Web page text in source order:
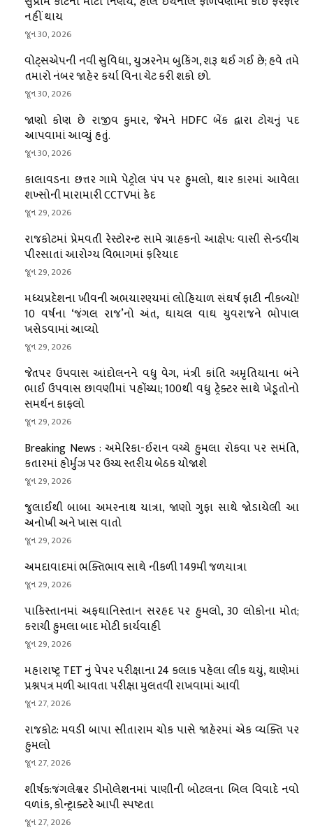
નહીં થાય
જૂન 30, 2026
વોટ્સએપની નવી સુવિધા, યુઝરનેમ બુકિંગ, શરૂ થઈ ગઈ છે; હવે તમે
તમારો નંબર જાહેર કર્યા વિના ચેટ કરી શકો છો.
જૂન 30, 2026
જાણો કોણ છે રાજીવ કુમાર, જેમને HDFC બેંક દ્વારા ટોચનું પદ
આપવામાં આવ્યું હતું.
જૂન 30, 2026
કાલાવડના છત્તર ગામે પેટ્રોલ પંપ પર હુમલો, થાર કારમાં આવેલા
શખ્સોની મારામારી CCTVમાં કેદ
જૂન 29, 2026
રાજકોટમાં પ્રેમવતી રેસ્ટોરન્ટ સામે ગ્રાહકનો આક્ષેપ: વાસી સેન્ડવીચ
પીરસાતાં આરોગ્ય વિભાગમાં ફરિયાદ
જૂન 29, 2026
મધ્યપ્રદેશના ખીવની અભયારણ્યમાં લોહિયાળ સંઘર્ષ ફાટી નીકળ્યો!
10 વર્ષના ‘જંગલ રાજ’નો અંત, ઘાયલ વાઘ યુવરાજને ભોપાલ
ખસેડવામાં આવ્યો
જૂન 29, 2026
જેતપર ઉપવાસ આંદોલનને વધુ વેગ, મંત્રી કાંતિ અમૃતિયાના બંને
ભાઈ ઉપવાસ છાવણીમાં પહોંચ્યા; 100થી વધુ ટ્રેક્ટર સાથે ખેડૂતોનો
સમર્થન કાફલો
જૂન 29, 2026
Breaking News : અમેરિકા-ઈરાન વચ્ચે હુમલા રોકવા પર સમંતિ,
કતારમાં હોર્મુઝ પર ઉચ્ચ સ્તરીય બેઠક યોજાશે
જૂન 29, 2026
જુલાઈથી બાબા અમરનાથ યાત્રા, જાણો ગુફા સાથે જોડાયેલી આ
અનોખી અને ખાસ વાતો
જૂન 29, 2026
અમદાવાદમાં ભક્તિભાવ સાથે નીકળી 149મી જળયાત્રા
જૂન 29, 2026
પાકિસ્તાનમાં અફઘાનિસ્તાન સરહદ પર હુમલો, 30 લોકોના મોત;
કરાચી હુમલા બાદ મોટી કાર્યવાહી
જૂન 29, 2026
મહારાષ્ટ્ર TET નું પેપર પરીક્ષાના 24 કલાક પહેલા લીક થયું, થાણેમાં
પ્રશ્નપત્ર મળી આવતા પરીક્ષા મુલતવી રાખવામાં આવી
જૂન 27, 2026
રાજકોટ: મવડી બાપા સીતારામ ચોક પાસે જાહેરમાં એક વ્યક્તિ પર
હુમલો
જૂન 27, 2026
શીર્ષક:જંગલેશ્વર ડીમોલેશનમાં પાણીની બોટલના બિલ વિવાદે નવો
વળાંક, કોન્ટ્રાક્ટરે આપી સ્પષ્ટતા
જૂન 27, 2026